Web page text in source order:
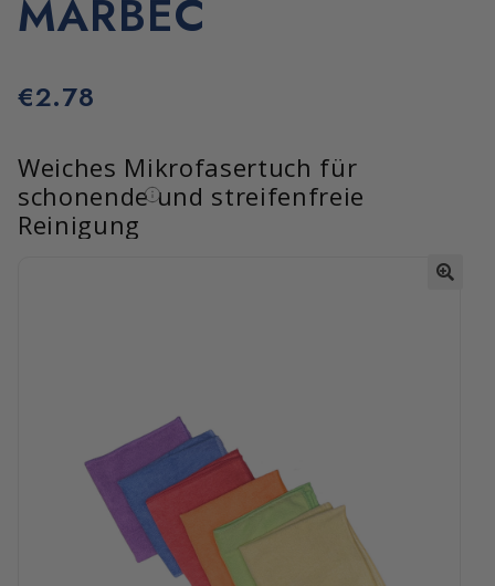
MARBEC
€2.78
Weiches Mikrofasertuch für
schonende und streifenfreie
Reinigung